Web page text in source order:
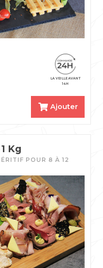
LA VEILLE AVANT
14H
Ajouter
Kg
POUR 8 À 12